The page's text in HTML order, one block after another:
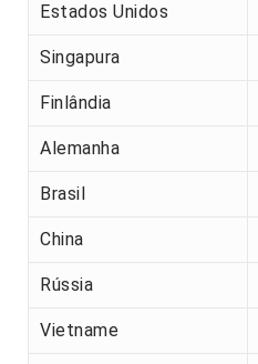
Estados Unidos
Singapura
Finlândia
Alemanha
Brasil
China
Rússia
Vietname